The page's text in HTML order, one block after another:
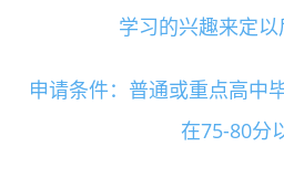
学习的兴趣来定以
申请条件：普通或重点高中
在75-80分